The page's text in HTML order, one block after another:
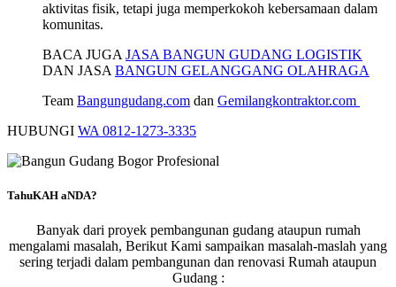
aktivitas fisik, tetapi juga memperkokoh kebersamaan dalam
komunitas.
BACA JUGA JASA BANGUN GUDANG LOGISTIK
DAN JASA BANGUN GELANGGANG OLAHRAGA
Team Bangungudang.com dan Gemilangkontraktor.com
HUBUNGI WA 0812-1273-3335
TahuKAH aNDA?
Banyak dari proyek pembangunan gudang ataupun rumah
mengalami masalah, Berikut Kami sampaikan masalah-maslah yang
sering terjadi dalam pembangunan dan renovasi Rumah ataupun
Gudang :